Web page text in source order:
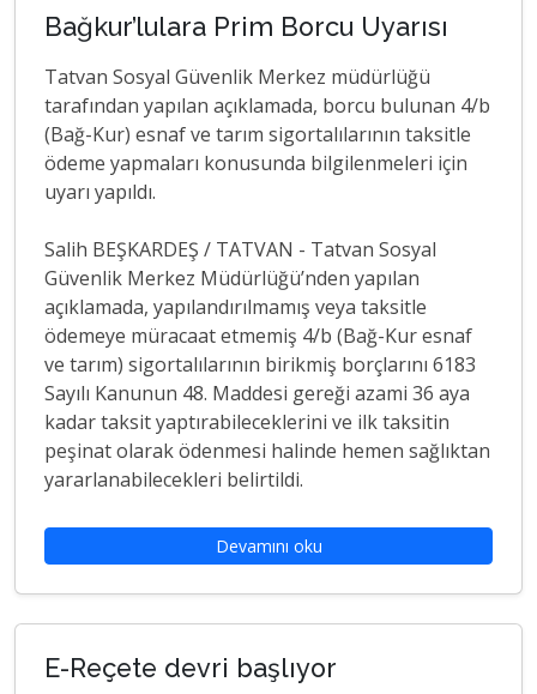
Bağkur’lulara Prim Borcu Uyarısı
Tatvan Sosyal Güvenlik Merkez müdürlüğü
tarafından yapılan açıklamada, borcu bulunan 4/b
(Bağ-Kur) esnaf ve tarım sigortalılarının taksitle
ödeme yapmaları konusunda bilgilenmeleri için
uyarı yapıldı.
Salih BEŞKARDEŞ / TATVAN - Tatvan Sosyal
Güvenlik Merkez Müdürlüğü’nden yapılan
açıklamada, yapılandırılmamış veya taksitle
ödemeye müracaat etmemiş 4/b (Bağ-Kur esnaf
ve tarım) sigortalılarının birikmiş borçlarını 6183
Sayılı Kanunun 48. Maddesi gereği azami 36 aya
kadar taksit yaptırabileceklerini ve ilk taksitin
peşinat olarak ödenmesi halinde hemen sağlıktan
yararlanabilecekleri belirtildi.
Devamını oku
E-Reçete devri başlıyor